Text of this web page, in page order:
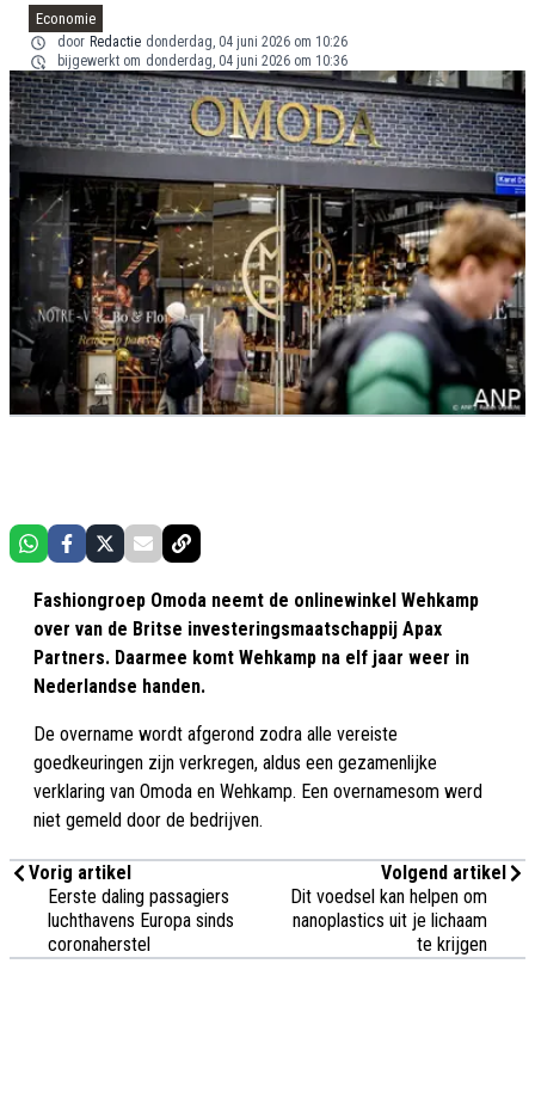
Economie
door Redactie donderdag, 04 juni 2026 om 10:26
bijgewerkt om donderdag, 04 juni 2026 om 10:36
Fashiongroep Omoda neemt de onlinewinkel Wehkamp
over van de Britse investeringsmaatschappij Apax
Partners. Daarmee komt Wehkamp na elf jaar weer in
Nederlandse handen.
De overname wordt afgerond zodra alle vereiste
goedkeuringen zijn verkregen, aldus een gezamenlijke
verklaring van Omoda en Wehkamp. Een overnamesom werd
niet gemeld door de bedrijven.
Vorig artikel
Eerste daling passagiers
luchthavens Europa sinds
coronaherstel
Volgend artikel
Dit voedsel kan helpen om
nanoplastics uit je lichaam
te krijgen